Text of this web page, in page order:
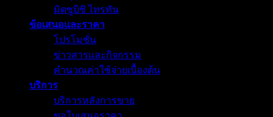
มิตซูบิชิ ไทรทัน
ข้อเสนอและราคา
โปรโมชั่น
ข่าวสารและกิจกรรม
คำนวณค่าใช้จ่ายเบื้องต้น
บริการ
บริการหลังการขาย